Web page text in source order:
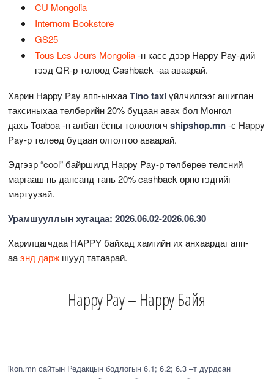
CU Mongolia
Internom Bookstore
GS25
Tous Les Jours Mongolia-н касс дээр Happy Pay-дий
гээд QR-р төлөөд Cashback -аа аваарай.
Харин Happy Pay апп-ынхааTino taxiүйлчилгээг ашиглан
таксиныхаа төлбөрийн 20% буцаан авах бол Монгол
дахь Toaboa -н албан ёсны төлөөлөгчshipshop.mn-с Happy
Pay-р төлөөд буцаан олголтоо аваарай.
Эдгээр “cool” байршилд Happy Pay-р төлбөрөө төлсний
маргааш нь дансанд тань 20% cashback орно гэдгийг
мартуузай.
Урамшууллын хугацаа: 2026.06.02-2026.06.30
Харилцагчдаа HAPPY байхад хамгийн их анхаардаг апп-
ааэнд дарж шууд татаарай.
Happy Pay – Happy Байя
ikon.mn сайтын Редакцын бодлогын 6.1; 6.2; 6.3 –т дурдсан